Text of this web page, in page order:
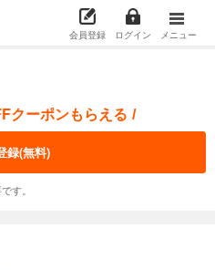
会員登録 ログイン メニュー
クーポンもらえる /
録(無料)
す。